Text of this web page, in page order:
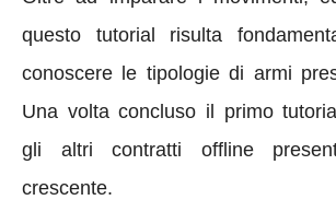
questo tutorial risulta
conoscere le tipologie di armi
Una volta concluso il primo
gli altri contratti offline
crescente.